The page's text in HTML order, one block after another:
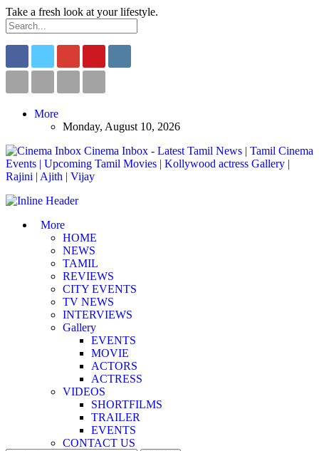
Take a fresh look at your lifestyle.
More
Monday, August 10, 2026
Cinema Inbox - Latest Tamil News | Tamil Cinema
Events | Upcoming Tamil Movies | Kollywood actress Gallery |
Rajini | Ajith | Vijay
More
HOME
NEWS
TAMIL
REVIEWS
CITY EVENTS
TV NEWS
INTERVIEWS
Gallery
EVENTS
MOVIE
ACTORS
ACTRESS
VIDEOS
SHORTFILMS
TRAILER
EVENTS
CONTACT US